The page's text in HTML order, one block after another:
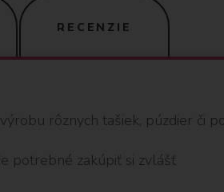
RECENZIE
rôznych tašiek, púzdier či
potrebné zakúpiť si zvlášť